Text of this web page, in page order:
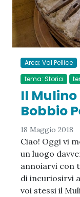
Area: Val Pellice
tema: Storia
Il
Bobbio
18 Maggio 2018
Ciao! Oggi vi
un luogo
annoiarvi con
di incuriosirvi
voi stessi il